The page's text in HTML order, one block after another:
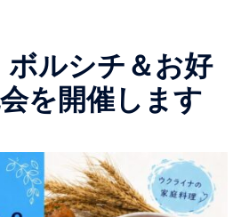
ュ
ー
ルシチ＆お好
を開催します